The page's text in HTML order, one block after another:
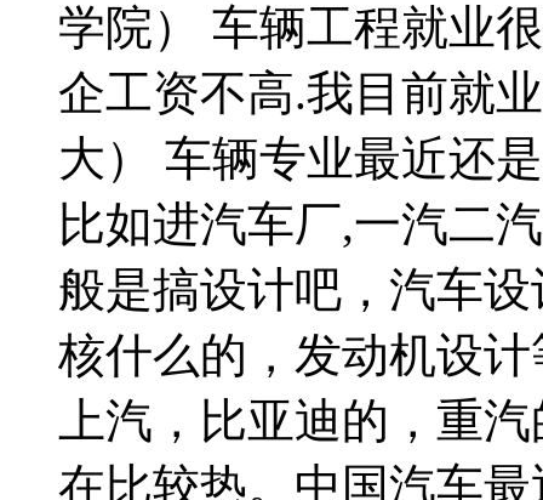
学院） 车辆工程就业
企工资不高.我目前就
大） 车辆专业最近还
比如进汽车厂,一汽二
般是搞设计吧，汽车
核什么的，发动机设
上汽，比亚迪的，重
在比较热。中国汽车